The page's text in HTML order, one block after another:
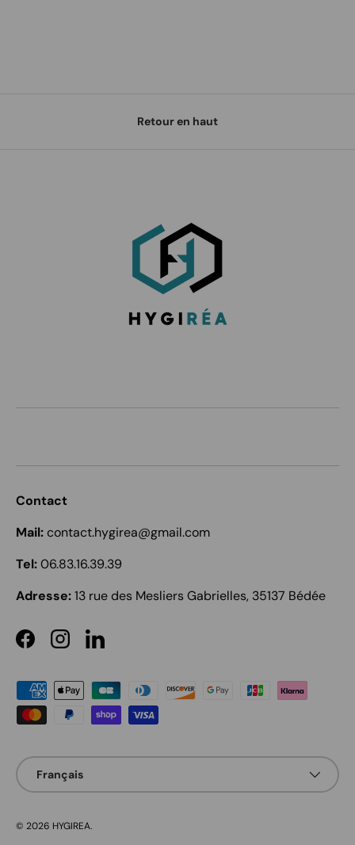
Retour en haut
Contact
Mail:contact.hygirea@gmail.com
Tel:06.83.16.39.39
Adresse:13 rue des Mesliers Gabrielles, 35137 Bédée
FacebookInstagramLinkedIn
Moyens de paiement acceptés
Langue
Français
© 2026 HYGIREA.